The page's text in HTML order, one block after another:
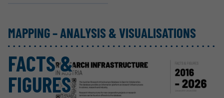
MAPPING – ANALYSIS & VISUALISATIONS
FACTS &
FIGURES